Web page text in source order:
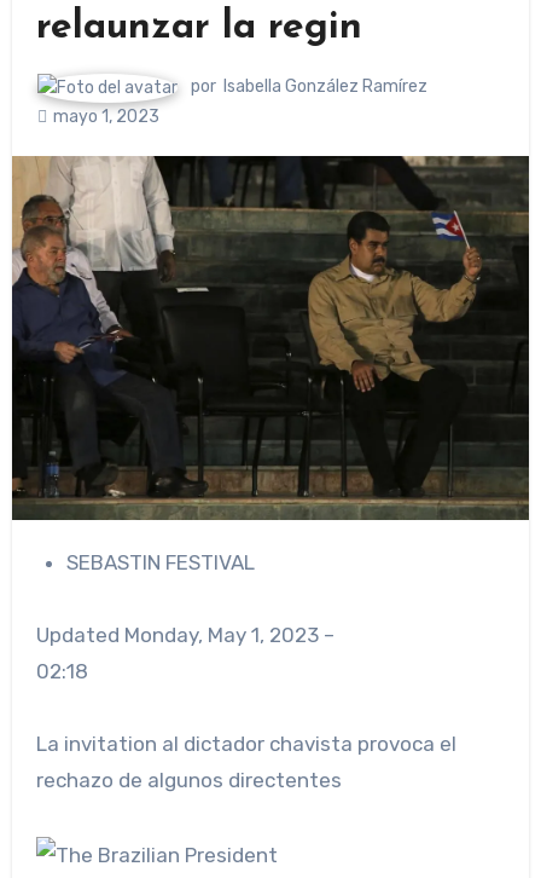
relaunzar la regin
por Isabella González Ramírez
mayo 1, 2023
SEBASTIN FESTIVAL
Updated Monday, May 1, 2023 –
02:18
La invitation al dictador chavista provoca el
rechazo de algunos directentes